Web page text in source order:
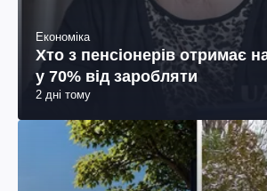
Економіка
Хто з пенсіонерів отримає
у 70% від заробляти
2 дні тому